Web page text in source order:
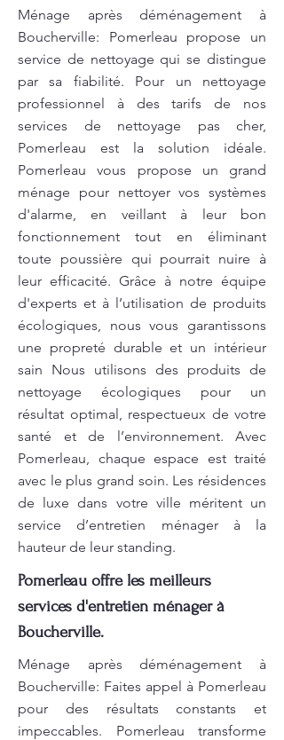
Ménage après déménagement à
Boucherville: Pomerleau propose un
service de nettoyage qui se distingue
par sa fiabilité. Pour un nettoyage
professionnel à des tarifs de nos
services de nettoyage pas cher,
Pomerleau est la solution idéale.
Pomerleau vous propose un grand
ménage pour nettoyer vos systèmes
d'alarme, en veillant à leur bon
fonctionnement tout en éliminant
toute poussière qui pourrait nuire à
leur efficacité. Grâce à notre équipe
d'experts et à l’utilisation de produits
écologiques, nous vous garantissons
une propreté durable et un intérieur
sain Nous utilisons des produits de
nettoyage écologiques pour un
résultat optimal, respectueux de votre
santé et de l’environnement. Avec
Pomerleau, chaque espace est traité
avec le plus grand soin. Les résidences
de luxe dans votre ville méritent un
service d’entretien ménager à la
hauteur de leur standing.
Pomerleau offre les meilleurs
services d'entretien ménager à
Boucherville.
Ménage après déménagement à
Boucherville: Faites appel à Pomerleau
pour des résultats constants et
impeccables. Pomerleau transforme